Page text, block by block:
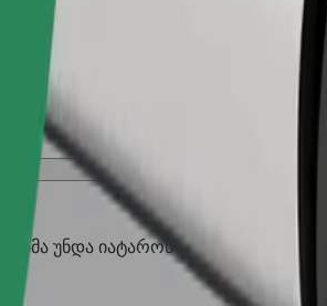
უნდა იატარონ მორჩი, პატარა